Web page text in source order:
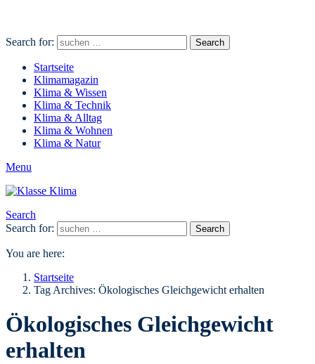
Search for: Search
Startseite
Klimamagazin
Klima & Wissen
Klima & Technik
Klima & Alltag
Klima & Wohnen
Klima & Natur
Menu
Search
Search for:
Search
You are here:
Startseite
Tag Archives: Ökologisches Gleichgewicht erhalten
Ökologisches Gleichgewicht
erhalten